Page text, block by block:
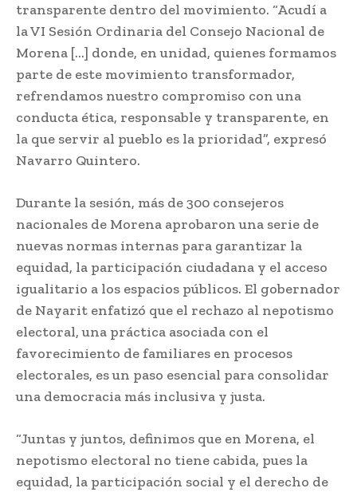
transparente dentro del movimiento. “Acudí a
la VI Sesión Ordinaria del Consejo Nacional de
Morena […] donde, en unidad, quienes formamos
parte de este movimiento transformador,
refrendamos nuestro compromiso con una
conducta ética, responsable y transparente, en
la que servir al pueblo es la prioridad”, expresó
Navarro Quintero.
Durante la sesión, más de 300 consejeros
nacionales de Morena aprobaron una serie de
nuevas normas internas para garantizar la
equidad, la participación ciudadana y el acceso
igualitario a los espacios públicos. El gobernador
de Nayarit enfatizó que el rechazo al nepotismo
electoral, una práctica asociada con el
favorecimiento de familiares en procesos
electorales, es un paso esencial para consolidar
una democracia más inclusiva y justa.
“Juntas y juntos, definimos que en Morena, el
nepotismo electoral no tiene cabida, pues la
equidad, la participación social y el derecho de